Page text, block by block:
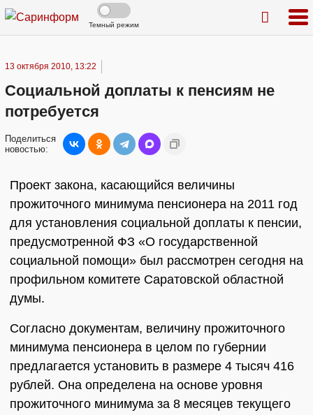
Темный режим
13 октября 2010, 13:22
Социальной доплаты к пенсиям не
потребуется
Поделиться
новостью:
Проект закона, касающийся величины
прожиточного минимума пенсионера на 2011 год
для установления социальной доплаты к пенсии,
предусмотренной ФЗ «О государственной
социальной помощи» был рассмотрен сегодня на
профильном комитете Саратовской областной
думы.
Согласно документам, величину прожиточного
минимума пенсионера в целом по губернии
предлагается установить в размере 4 тысяч 416
рублей. Она определена на основе уровня
прожиточного минимума за 8 месяцев текущего